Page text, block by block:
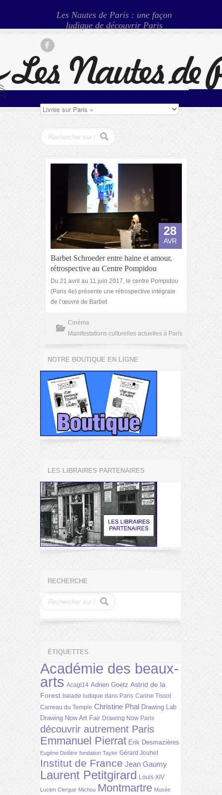
Les Nautes de Paris : une façon
ludique de découvrir Paris
28
AVR
Barbet Schroeder entre haine et amour,
rétrospective au Centre Pompidou
Du 21 avril au 11 juin 2017, le centre Pompidou
(Paris 4e) présente une rétrospective intégrale
de l’œuvre de Barbet
Cinéma
Manifestations culturelles actuelles à Paris
NOTRE BOUTIQUE EN LIGNE
LES LIBRAIRES PARTENAIRES
RECHERCHE
ÉTIQUETTES
Académie des beaux-
arts Acagl14 Adrien Goetz Astrid de la
Forest balade ludique dans Paris Carine Tissot
Carreau du Temple Christine Phal Drawing Lab
Drawing Now Art Fair Drawing Now Paris
découvrir autrement Paris
Emmanuel Pierrat Erik Desmazières
Eugène Delâtre fondation Taylor Gérard Jouhet
Institut de France Jean Gaumy
Laurent Petitgirard Louis XIV
Lucien Clergue Michou Montmartre Musée